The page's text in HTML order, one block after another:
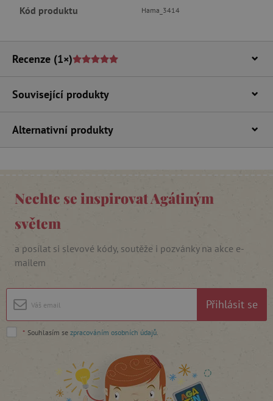
Kód produktu Hama_3414
Recenze (1×)
Související produkty
Alternativní produkty
Nechte se inspirovat Agátiným
světem
a posílat si slevové kódy, soutěže i pozvánky na akce e-
mailem
Přihlásit se
* Souhlasím se zpracováním osobních údajů.
cjConsent
Google Privacy Policy